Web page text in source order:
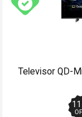
Tablet Onn de